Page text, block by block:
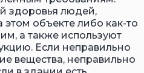
здоровья людей,
объекте либо как-то
а также используют
Если неправильно
вещества, неправильно